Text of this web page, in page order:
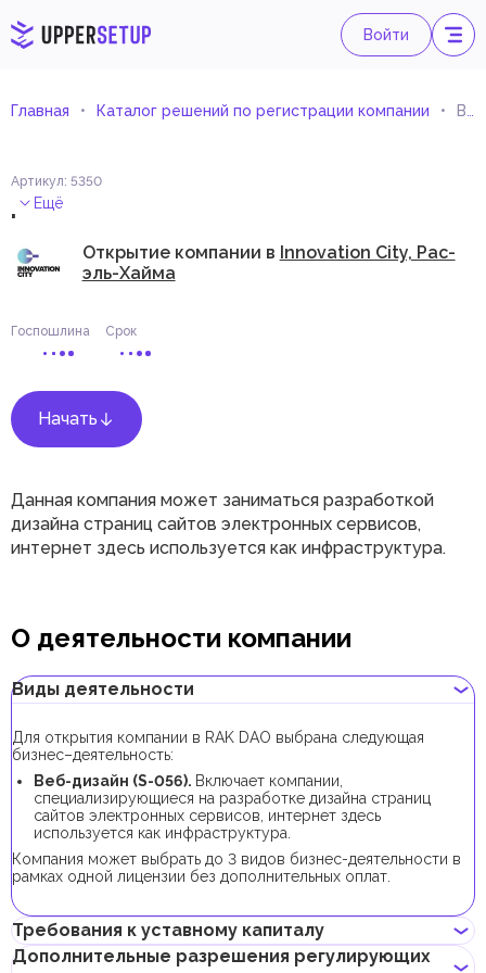
Войти
Главная Каталог решений по регистрации компании Веб-дизайн
Артикул: 5350
. Ещё
Открытие компании в Innovation City, Рас-
эль-Хайма
Госпошлина Срок
Начать
Данная компания может заниматься разработкой
дизайна страниц сайтов электронных сервисов,
интернет здесь используется как инфраструктура.
О деятельности компании
Виды деятельности
Для открытия компании в RAK DAO выбрана следующая
бизнес–деятельность:
Веб-дизайн (S-056). Включает компании,
специализирующиеся на разработке дизайна страниц
сайтов электронных сервисов, интернет здесь
используется как инфраструктура.
Компания может выбрать до 3 видов бизнес-деятельности в
рамках одной лицензии без дополнительных оплат.
Требования к уставному капиталу
Дополнительные разрешения регулирующих